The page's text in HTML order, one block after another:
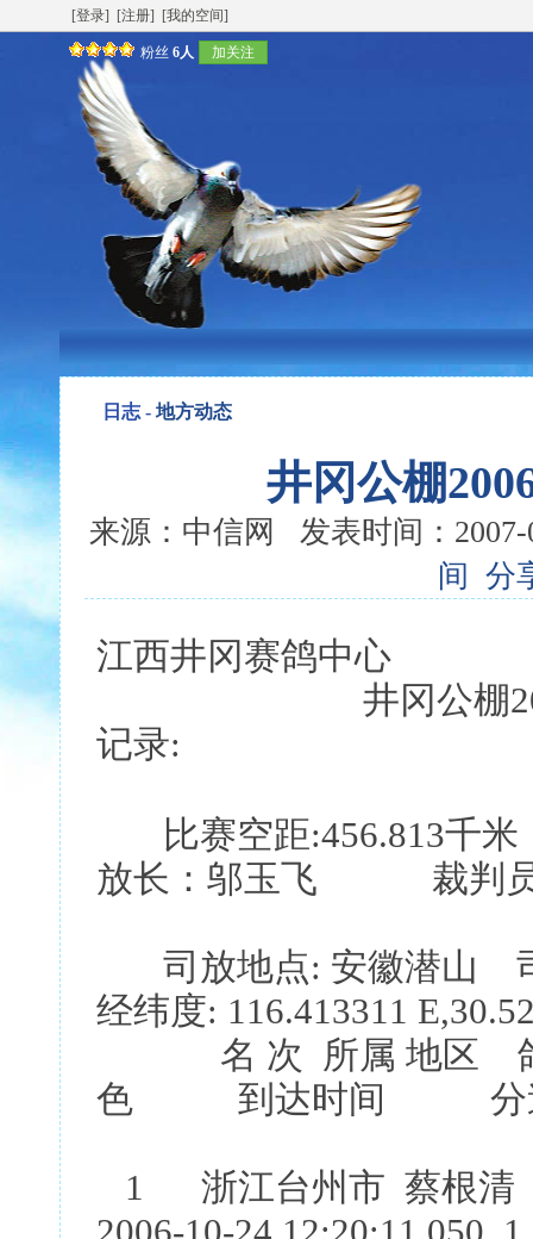
[登录] [注册] [我的空间]
粉丝 6人 加关注
日志 - 地方动态
井冈公棚
来源：中信网 发表时间：
间
分
江西井冈赛鸽中心
井冈公棚2006年
记录:
比赛空距:456.813
放长：邬玉飞 裁判员
司放地点: 安徽潜山
经纬度: 116.413311
名 次 所属 地区
色 到达时间 分速
1 浙江台州市 蔡